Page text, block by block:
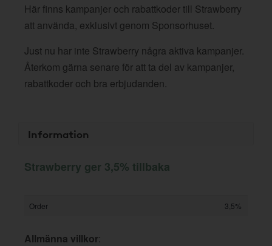
Här finns kampanjer och rabattkoder till Strawberry
att använda, exklusivt genom Sponsorhuset.
Just nu har inte Strawberry några aktiva kampanjer.
Återkom gärna senare för att ta del av kampanjer,
rabattkoder och bra erbjudanden.
Information
Strawberry ger 3,5% tillbaka
Order 3,5%
Allmänna villkor: